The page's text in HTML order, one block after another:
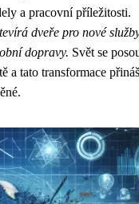
a pracovní příležitosti.
dveře pro nové
dopravy. Svět se
a tato transformace